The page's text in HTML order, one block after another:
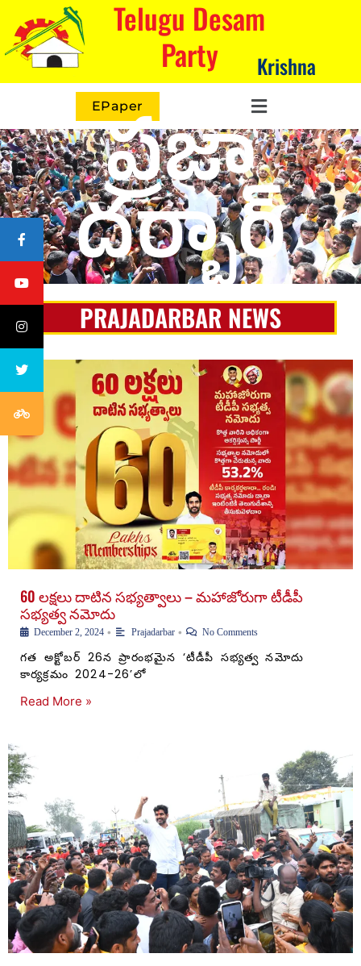
Telugu Desam
Party
Krishna
EPaper
ప్రజా
దర్బార్
PRAJADARBAR NEWS
60 లక్షలు దాటిన సభ్యత్వాలు – మహాజోరుగా టీడీపీ
సభ్యత్వ నమోదు
December 2, 2024 • Prajadarbar • No Comments
గత అక్టోబర్ 26న ప్రారంభమైన ‘టీడీపీ సభ్యత్వ నమోదు
కార్యక్రమం 2024-26’లో
Read More »